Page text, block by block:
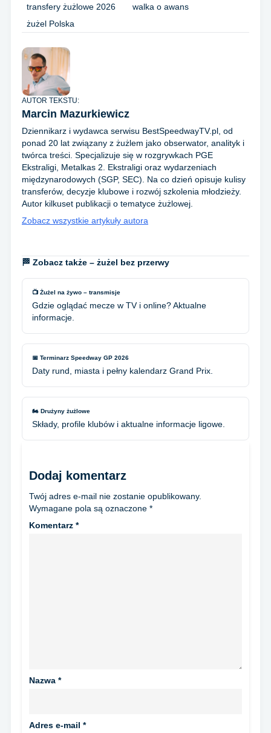
transfery żużlowe 2026
walka o awans
żużel Polska
AUTOR TEKSTU:
Marcin Mazurkiewicz
Dziennikarz i wydawca serwisu BestSpeedwayTV.pl, od
ponad 20 lat związany z żużlem jako obserwator, analityk i
twórca treści. Specjalizuje się w rozgrywkach PGE
Ekstraligi, Metalkas 2. Ekstraligi oraz wydarzeniach
międzynarodowych (SGP, SEC). Na co dzień opisuje kulisy
transferów, decyzje klubowe i rozwój szkolenia młodzieży.
Autor kilkuset publikacji o tematyce żużlowej.
Zobacz wszystkie artykuły autora
🏁 Zobacz także – żużel bez przerwy
📺 Żużel na żywo – transmisje
Gdzie oglądać mecze w TV i online? Aktualne
informacje.
📅 Terminarz Speedway GP 2026
Daty rund, miasta i pełny kalendarz Grand Prix.
🏍️ Drużyny żużlowe
Składy, profile klubów i aktualne informacje ligowe.
Dodaj komentarz
Twój adres e-mail nie zostanie opublikowany.
Wymagane pola są oznaczone *
Komentarz *
Nazwa *
Adres e-mail *